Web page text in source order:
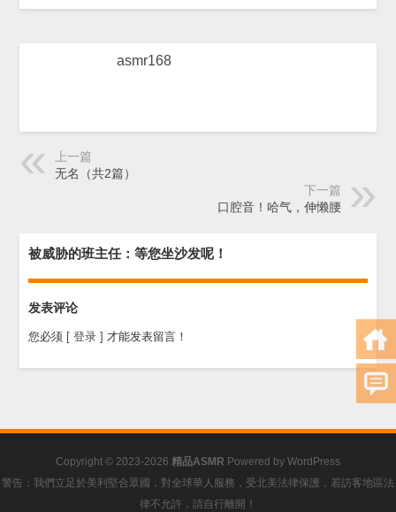
asmr168
上一篇
无名（共2篇）
下一篇
口腔音！哈气，伸懒腰
被威胁的班主任：等您坐沙发呢！
发表评论
您必须 [ 登录 ] 才能发表留言！
Copyright © 2023-2026 精品ASMR Powered by WordPress
警告：我們立足於美利堅合眾國，對全球華人服務，受北美法律保護，若訪客地區法
律不允許，請自行離開！